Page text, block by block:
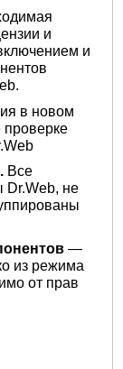
и
и
в новом
Все
Dr.Web, не
—
из режима
от прав